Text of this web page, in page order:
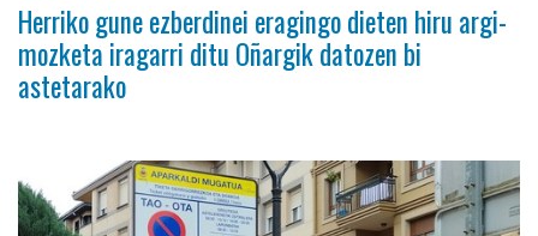
Herriko gune ezberdinei eragingo dieten hiru argi-
mozketa iragarri ditu Oñargik datozen bi
astetarako